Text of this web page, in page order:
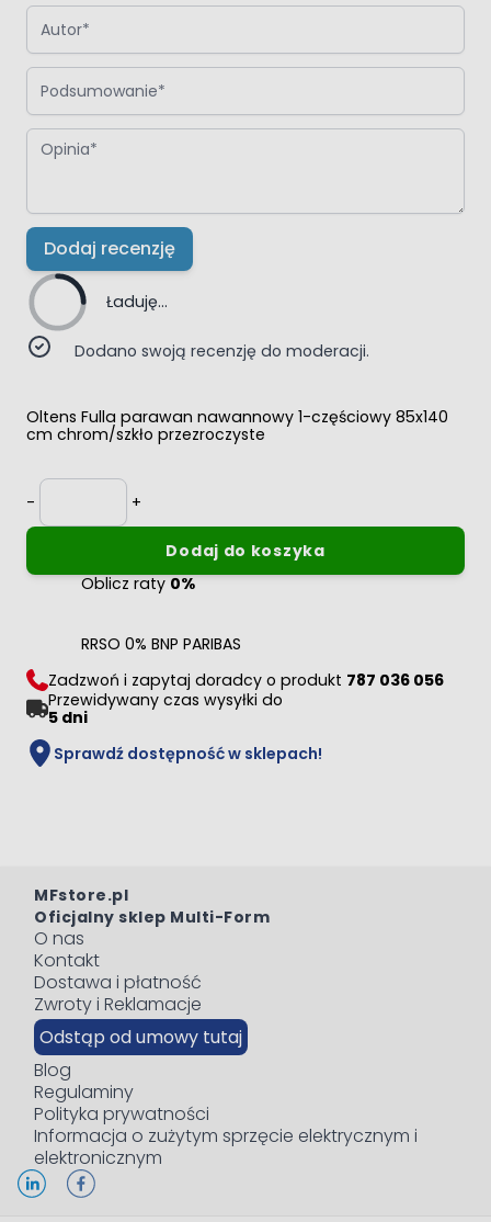
Autor
Podsumowanie
Opinia
Dodaj recenzję
Ładuję...
Dodano swoją recenzję do moderacji.
Oltens Fulla parawan nawannowy 1-częściowy 85x140
cm chrom/szkło przezroczyste
-
Ilość
+
Dodaj do koszyka
Oblicz raty0%
RRSO 0% BNP PARIBAS
Zadzwoń i zapytaj doradcy o produkt 787 036 056
Przewidywany czas wysyłki do
5 dni
Sprawdź dostępność w sklepach!
MFstore.pl
Oficjalny sklep Multi-Form
O nas
Kontakt
Dostawa i płatność
Zwroty i Reklamacje
Odstąp od umowy tutaj
Blog
Regulaminy
Polityka prywatności
Informacja o zużytym sprzęcie elektrycznym i
elektronicznym